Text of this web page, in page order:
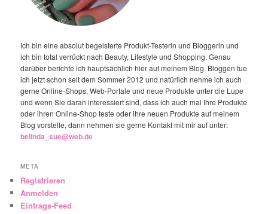
Ich bin eine absolut begeisterte Produkt-Testerin und Bloggerin und
ich bin total verrückt nach Beauty, Lifestyle und Shopping. Genau
darüber berichte ich hauptsächlich hier auf meinem Blog. Bloggen tue
ich jetzt schon seit dem Sommer 2012 und natürlich nehme ich auch
gerne Online-Shops, Web-Portale und neue Produkte unter die Lupe
und wenn Sie daran interessiert sind, dass ich auch mal Ihre Produkte
oder ihren Online-Shop teste oder ihre neuen Produkte auf meinem
Blog vorstelle, dann nehmen sie gerne Kontakt mit mir auf unter:
belinda_sue@web.de
META
Registrieren
Anmelden
Eintrags-Feed